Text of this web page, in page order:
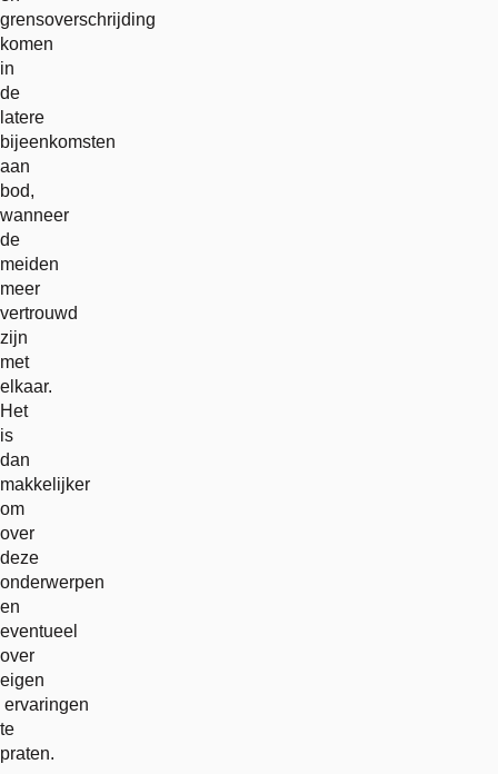
grensoverschrijding
komen
in
de
latere
bijeenkomsten
aan
bod,
wanneer
de
meiden
meer
vertrouwd
zijn
met
elkaar.
Het
is
dan
makkelijker
om
over
deze
onderwerpen
en
eventueel
over
eigen
ervaringen
te
praten.